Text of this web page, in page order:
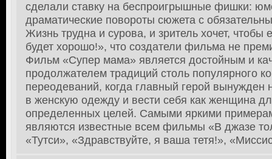
сделали ставку на беспроигрышные фишки:
драматические повороты сюжета с
Жизнь трудна и сурова, и зритель хочет, чтобы
будет хорошо!», что создатели фильма не
Фильм «Супер мама» является достойным и
продолжателем традиций столь популярного
переодеваний, когда главный герой вынужден
в женскую одежду и вести себя как женщина
определенных целей. Самыми яркими
являются известные всем фильмы «В джазе
«Тутси», «Здравствуйте, я ваша тетя!»,